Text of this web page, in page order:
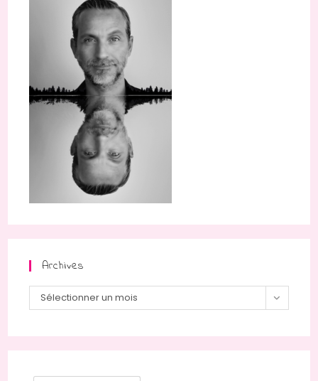
Archives
Archives
Sélectionner un mois